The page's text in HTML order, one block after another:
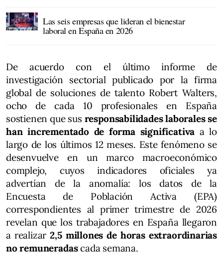
Las seis empresas que lideran el bienestar
laboral en España en 2026
De acuerdo con el último informe de
investigación sectorial publicado por la firma
global de soluciones de talento Robert Walters,
ocho de cada 10 profesionales en España
sostienen que sus responsabilidades laborales se
han incrementado de forma significativa a lo
largo de los últimos 12 meses. Este fenómeno se
desenvuelve en un marco macroeconómico
complejo, cuyos indicadores oficiales ya
advertían de la anomalía: los datos de la
Encuesta de Población Activa (EPA)
correspondientes al primer trimestre de 2026
revelan que los trabajadores en España llegaron
a realizar 2,5 millones de horas extraordinarias
no remuneradascada semana.